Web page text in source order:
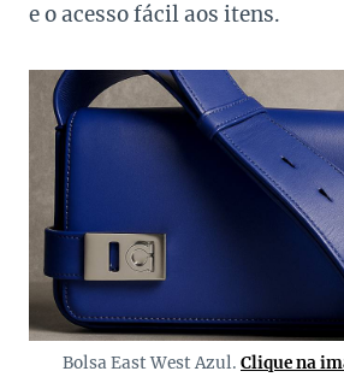
e o acesso fácil aos itens.
Bolsa East West Azul. Clique na